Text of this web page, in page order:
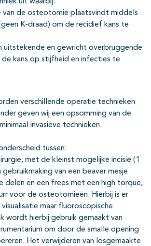
van de osteotomie plaatsvindt middels
K-draad) om de recidief kans te
uitstekende en gewricht overbruggende
de kans op stijfheid en infecties te
verschillende operatie technieken
geven wij een opsomming van de
invasieve technieken.
tussen:
met de kleinst mogelijke incisie (1
van een beaver mesje
delen en een frees met een high torque,
voor de osteotomieën. Hierbij is er
maar fluoroscopische
wordt hierbij gebruik gemaakt van
om door de smalle opening
Het verwijderen van losgemaakte